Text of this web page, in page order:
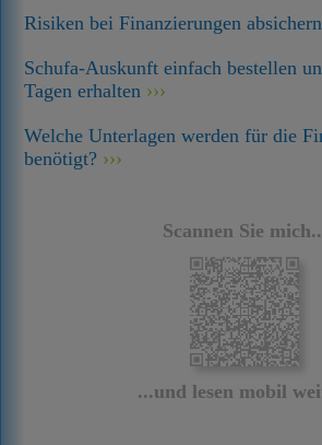
Risiken bei Finanzierungen absichern
Schufa-Auskunft einfach bestellen
Tagen erhalten
Welche Unterlagen werden für die
benötigt?
Scannen Sie
...und lesen mobil